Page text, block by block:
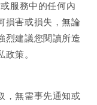
服務中的任何內
損害或損失，無論
烈建議您閱讀所造
策。
，無需事先通知或